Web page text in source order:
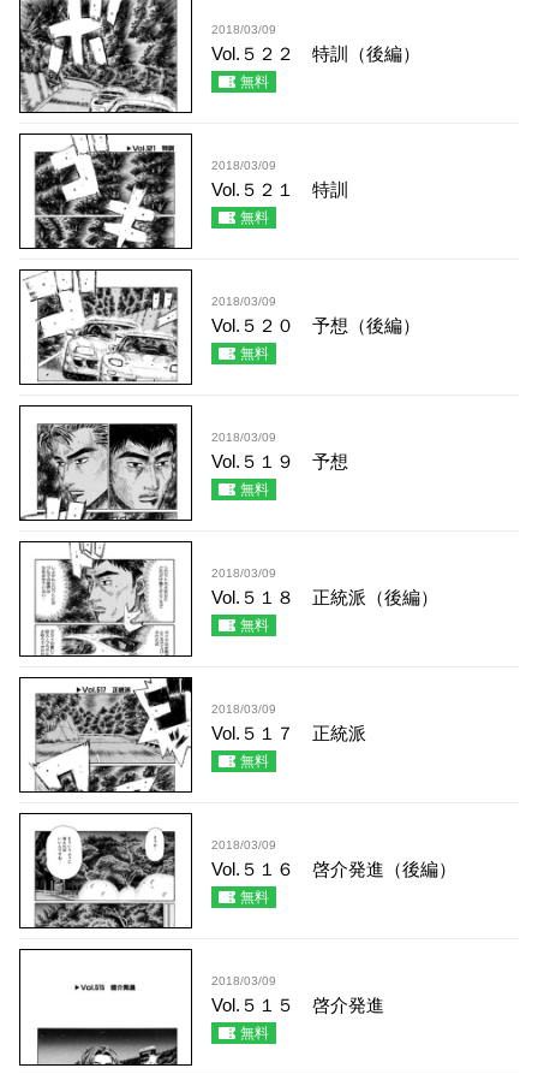
2018/03/09
Vol.５２２ 特訓（後編）
無料
2018/03/09
Vol.５２１ 特訓
無料
2018/03/09
Vol.５２０ 予想（後編）
無料
2018/03/09
Vol.５１９ 予想
無料
2018/03/09
Vol.５１８ 正統派（後編）
無料
2018/03/09
Vol.５１７ 正統派
無料
2018/03/09
Vol.５１６ 啓介発進（後編）
無料
2018/03/09
Vol.５１５ 啓介発進
無料